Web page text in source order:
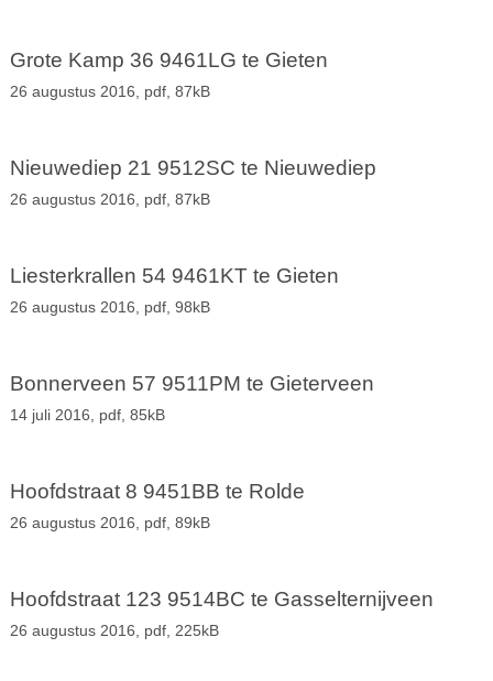
Grote Kamp 36 9461LG te Gieten
26 augustus 2016, pdf, 87kB
Nieuwediep 21 9512SC te Nieuwediep
26 augustus 2016, pdf, 87kB
Liesterkrallen 54 9461KT te Gieten
26 augustus 2016, pdf, 98kB
Bonnerveen 57 9511PM te Gieterveen
14 juli 2016, pdf, 85kB
Hoofdstraat 8 9451BB te Rolde
26 augustus 2016, pdf, 89kB
Hoofdstraat 123 9514BC te Gasselternijveen
26 augustus 2016, pdf, 225kB